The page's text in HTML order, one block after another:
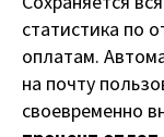
статистика по
оплатам.
на почту
своевременно